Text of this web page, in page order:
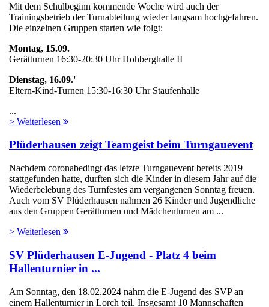
Mit dem Schulbeginn kommende Woche wird auch der
Trainingsbetrieb der Turnabteilung wieder langsam hochgefahren.
Die einzelnen Gruppen starten wie folgt:
Montag, 15.09.
Gerätturnen 16:30-20:30 Uhr Hohberghalle II
Dienstag, 16.09.'
Eltern-Kind-Turnen 15:30-16:30 Uhr Staufenhalle
...
> Weiterlesen
Plüderhausen zeigt Teamgeist beim Turngauevent
Nachdem coronabedingt das letzte Turngauevent bereits 2019
stattgefunden hatte, durften sich die Kinder in diesem Jahr auf die
Wiederbelebung des Turnfestes am vergangenen Sonntag freuen.
Auch vom SV Plüderhausen nahmen 26 Kinder und Jugendliche
aus den Gruppen Gerätturnen und Mädchenturnen am ...
> Weiterlesen
SV Plüderhausen E-Jugend - Platz 4 beim
Hallenturnier in ...
Am Sonntag, den 18.02.2024 nahm die E-Jugend des SVP an
einem Hallenturnier in Lorch teil. Insgesamt 10 Mannschaften